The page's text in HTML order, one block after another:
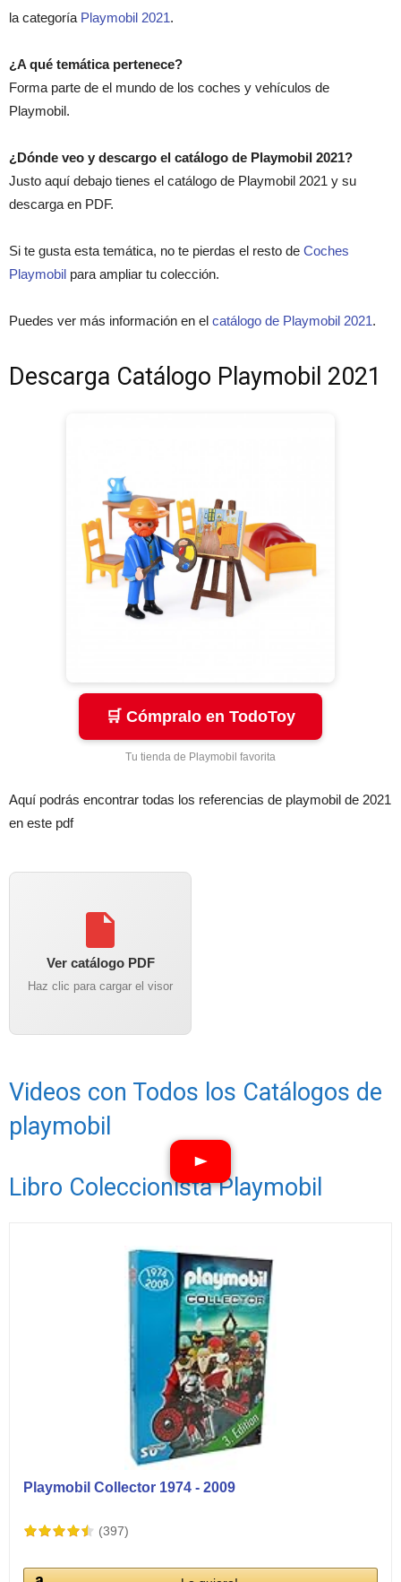
la categoría Playmobil 2021.
¿A qué temática pertenece?
Forma parte de el mundo de los coches y vehículos de
Playmobil.
¿Dónde veo y descargo el catálogo de Playmobil 2021?
Justo aquí debajo tienes el catálogo de Playmobil 2021 y su
descarga en PDF.
Si te gusta esta temática, no te pierdas el resto de Coches
Playmobil para ampliar tu colección.
Puedes ver más información en el catálogo de Playmobil 2021.
Descarga Catálogo Playmobil 2021
🛒 Cómpralo en TodoToy
Tu tienda de Playmobil favorita
Aquí podrás encontrar todas los referencias de playmobil de 2021
en este pdf
Ver catálogo PDF
Haz clic para cargar el visor
Videos con Todos los Catálogos de
playmobil
Libro Coleccionista Playmobil
Playmobil Collector 1974 - 2009
(397)